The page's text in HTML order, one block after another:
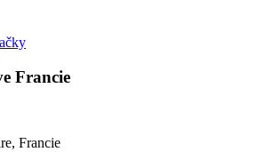
Francie
Francie